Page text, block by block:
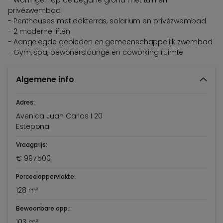
privézwembad
- Penthouses met dakterras, solarium en privézwembad
- 2 moderne liften
- Aangelegde gebieden en gemeenschappelijk zwembad
- Gym, spa, bewonerslounge en coworking ruimte
Algemene info
Adres:
Avenida Juan Carlos I 20
Estepona
Vraagprijs:
€ 997.500
Perceeloppervlakte:
128 m²
Bewoonbare opp.: